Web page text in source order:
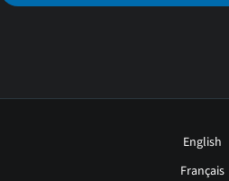
English
Français